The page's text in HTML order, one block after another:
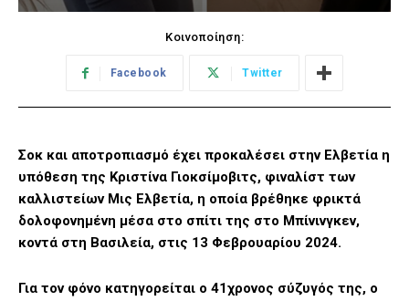
Κοινοποίηση:
Facebook Twitter
Σοκ και αποτροπιασμό έχει προκαλέσει στην Ελβετία η
υπόθεση της Κριστίνα Γιοκσίμοβιτς, φιναλίστ των
καλλιστείων Μις Ελβετία, η οποία βρέθηκε φρικτά
δολοφονημένη μέσα στο σπίτι της στο Μπίνινγκεν,
κοντά στη Βασιλεία, στις 13 Φεβρουαρίου 2024.
Για τον φόνο κατηγορείται ο 41χρονος σύζυγός της, ο